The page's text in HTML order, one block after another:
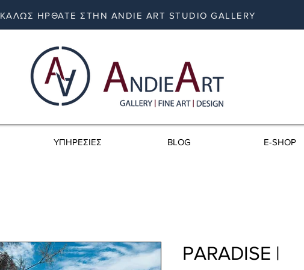
ΚΑΛΩΣ ΗΡΘΑΤΕ ΣΤΗΝ ANDIE ART STUDIO GALLERY
ΥΠΗΡΕΣΙΕΣ BLOG E-SHOP
PARADISE |